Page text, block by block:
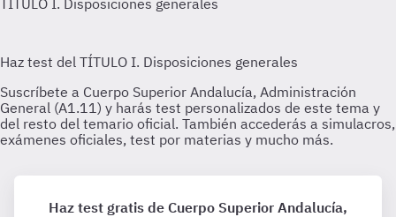
Haz test gratis de Cuerpo Superior Andalucía,